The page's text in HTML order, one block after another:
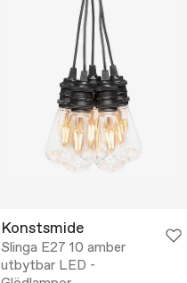
Konstsmide
Slinga E27 10 amber
utbytbar LED -